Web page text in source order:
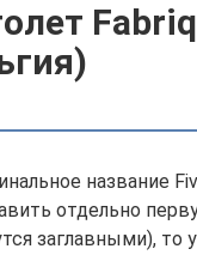
название
отдельно
заглавными), то